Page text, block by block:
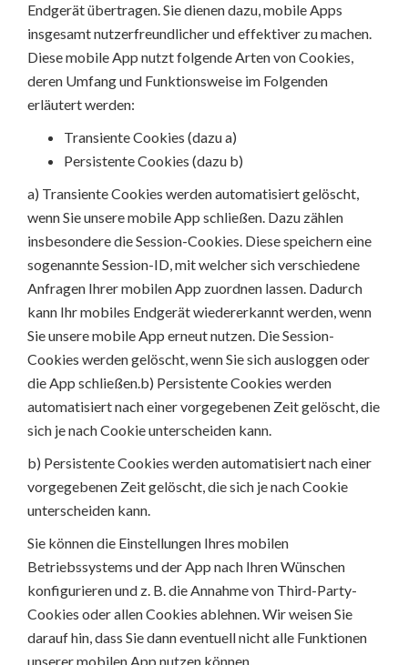
Endgerät übertragen. Sie dienen dazu, mobile Apps
insgesamt nutzerfreundlicher und effektiver zu machen.
Diese mobile App nutzt folgende Arten von Cookies,
deren Umfang und Funktionsweise im Folgenden
erläutert werden:
Transiente Cookies (dazu a)
Persistente Cookies (dazu b)
a) Transiente Cookies werden automatisiert gelöscht,
wenn Sie unsere mobile App schließen. Dazu zählen
insbesondere die Session-Cookies. Diese speichern eine
sogenannte Session-ID, mit welcher sich verschiedene
Anfragen Ihrer mobilen App zuordnen lassen. Dadurch
kann Ihr mobiles Endgerät wiedererkannt werden, wenn
Sie unsere mobile App erneut nutzen. Die Session-
Cookies werden gelöscht, wenn Sie sich ausloggen oder
die App schließen.b) Persistente Cookies werden
automatisiert nach einer vorgegebenen Zeit gelöscht, die
sich je nach Cookie unterscheiden kann.
b) Persistente Cookies werden automatisiert nach einer
vorgegebenen Zeit gelöscht, die sich je nach Cookie
unterscheiden kann.
Sie können die Einstellungen Ihres mobilen
Betriebssystems und der App nach Ihren Wünschen
konfigurieren und z. B. die Annahme von Third-Party-
Cookies oder allen Cookies ablehnen. Wir weisen Sie
darauf hin, dass Sie dann eventuell nicht alle Funktionen
unserer mobilen App nutzen können.